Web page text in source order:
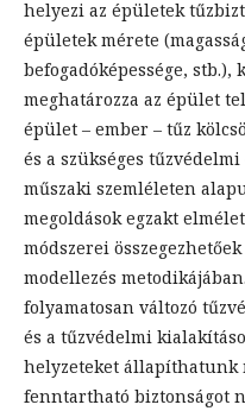
helyezi az épületek
épületek mérete
befogadóképessége,
meghatározza az épület
épület – ember – tűz
és a szükséges
műszaki szemléleten
megoldások egzakt
módszerei
modellezés
folyamatosan változó
és a tűzvédelmi
helyzeteket állapíthatunk
fenntartható biztonságot